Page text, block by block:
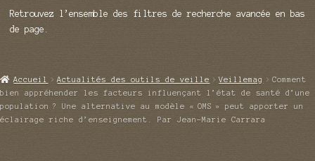
Répertoire d’ouitils
Démos vidéos
Ouvrir
le
Actualités
Retrouvez l’ensemble des filtres de recherche avancée en bas
de page.
Accueil Actualités des outils de veille Veillemag
Comment
bien appréhender les facteurs influençant l’état de santé d’une
population ? Une alternative au modèle « OMS » peut apporter un
éclairage riche d’enseignement. Par Jean-Marie Carrara